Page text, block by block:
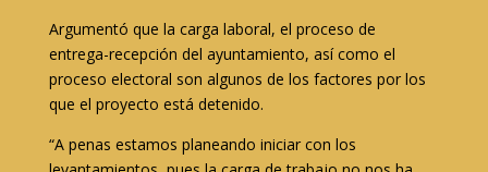
Argumentó que la carga laboral, el proceso de
entrega-recepción del ayuntamiento, así como el
proceso electoral son algunos de los factores por los
que el proyecto está detenido.
“A penas estamos planeando iniciar con los